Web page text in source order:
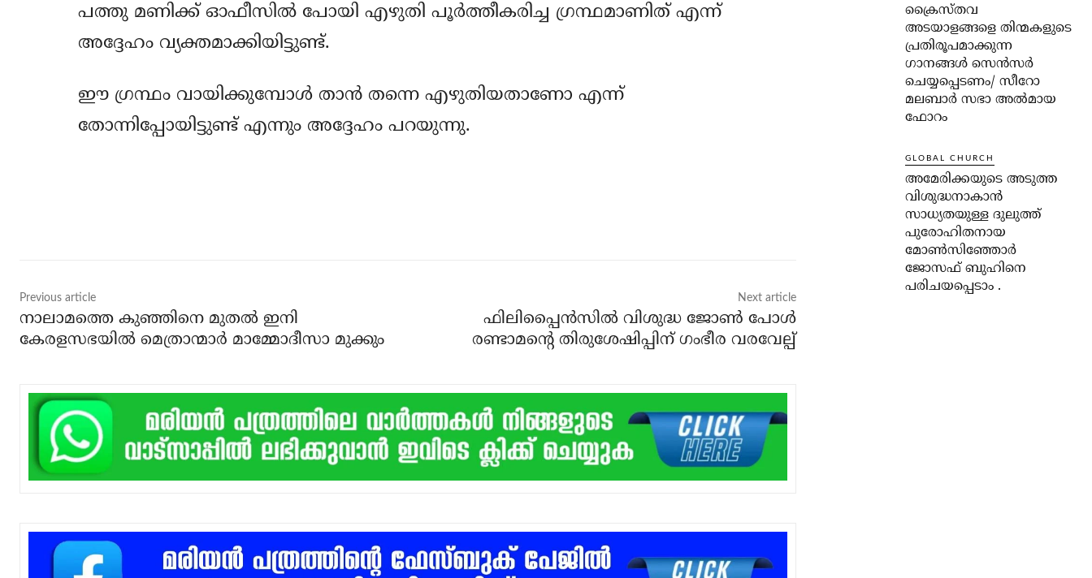
പത്തു മണിക്ക് ഓഫീസില്‍ പോയി എഴുതി പൂര്‍ത്തീകരിച്ച ഗ്രന്ഥമാണിത് എന്ന്
അദ്ദേഹം വ്യക്തമാക്കിയിട്ടുണ്ട്.
ഈ ഗ്രന്ഥം വായിക്കുമ്പോള്‍ താന്‍ തന്നെ എഴുതിയതാണോ എന്ന്
തോന്നിപ്പോയിട്ടുണ്ട് എന്നും അദ്ദേഹം പറയുന്നു.
Previous article
നാലാമത്തെ കുഞ്ഞിനെ മുതല്‍ ഇനി
കേരളസഭയില്‍ മെത്രാന്മാര്‍ മാമ്മോദീസാ മുക്കും
Next article
ഫിലിപ്പൈന്‍സില്‍ വിശുദ്ധ ജോണ്‍ പോള്‍
രണ്ടാമന്റെ തിരുശേഷിപ്പിന് ഗംഭീര വരവേല്പ്
ക്രൈസ്തവ
അടയാളങ്ങളെ തിന്മകളുടെ
പ്രതിരൂപമാക്കുന്ന
ഗാനങ്ങൾ സെൻസർ
ചെയ്യപ്പെടണം/ സീറോ
മലബാർ സഭാ അൽമായ
ഫോറം
GLOBAL CHURCH
അമേരിക്കയുടെ അടുത്ത
വിശുദ്ധനാകാൻ
സാധ്യതയുള്ള ദുലുത്ത്
പുരോഹിതനായ
മോൺസിഞ്ഞോർ
ജോസഫ് ബുഹിനെ
പരിചയപ്പെടാം .